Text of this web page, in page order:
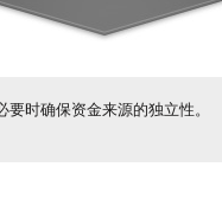
时确保资金来源的独立性。